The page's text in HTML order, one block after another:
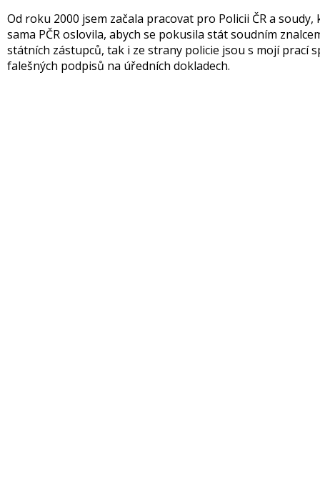
Od roku 2000 jsem začala pracovat pro Policii ČR a
sama PČR oslovila, abych se pokusila stát soudním
státních zástupců, tak i ze strany policie jsou s mojí prací
falešných podpisů na úředních dokladech.